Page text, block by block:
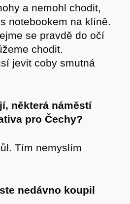
Akce
a nemohl chodit,
notebookem na klíně.
se pravdě do očí
chodit.
jevit coby smutná
některá náměstí
pro Čechy?
Tím nemyslím
nedávno koupil